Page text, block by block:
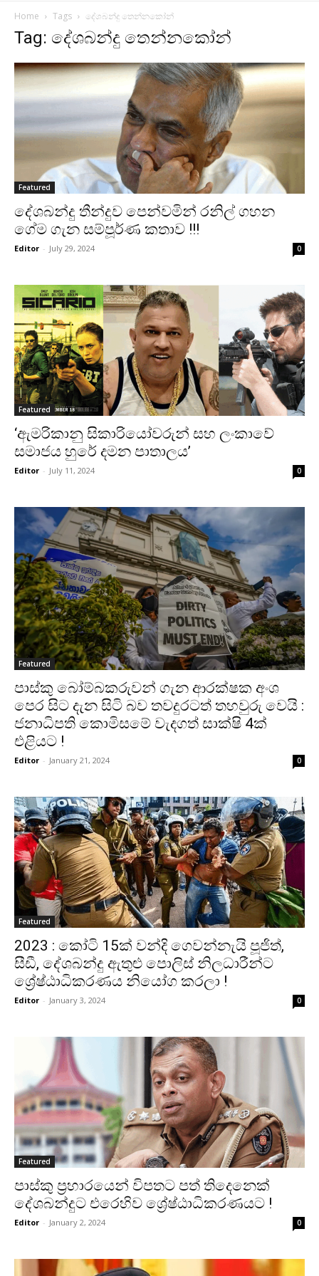
Home Tags දේශබන්දු තෙන්නකෝන්
Tag: දේශබන්දු තෙන්නකෝන්
Featured
දේශබන්දු තීන්දුව පෙන්වමින් රනිල් ගහන
ගේම ගැන සම්පූර්ණ කතාව !!!
Editor - July 29, 2024 0
Featured
‘ඇමරිකානු සිකාරියෝවරුන් සහ ලංකාවේ
සමාජය හුරේ දමන පාතාලය’
Editor - July 11, 2024 0
Featured
පාස්කු බෝම්බකරුවන් ගැන ආරක්ෂක අංශ
පෙර සිට දැන සිටි බව තවදුරටත් තහවුරු වෙයි :
ජනාධිපති කොමිසමේ වැදගත් සාක්ෂි 4ක්
එළියට !
Editor - January 21, 2024 0
Featured
2023 : කෝටි 15ක් වන්දි ගෙවන්නැයි පූජිත්,
සීඩී, දේශබන්දු ඇතුළු පොලිස් නිලධාරීන්ට
ශ්‍රේෂ්ඨාධිකරණය නියෝග කරලා !
Editor - January 3, 2024 0
Featured
පාස්කු ප්‍රහාරයෙන් විපතට පත් තිදෙනෙක්
දේශබන්දුට එරෙහිව ශ්‍රේෂ්ඨාධිකරණයට !
Editor - January 2, 2024 0